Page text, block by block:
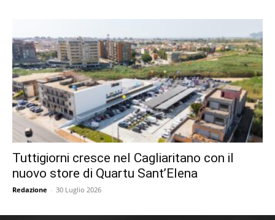
Tuttigiorni cresce nel Cagliaritano con il
nuovo store di Quartu Sant’Elena
Redazione - 30 Luglio 2026